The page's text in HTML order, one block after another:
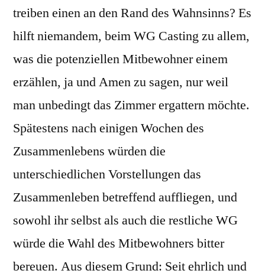
treiben einen an den Rand des Wahnsinns? Es
hilft niemandem, beim WG Casting zu allem,
was die potenziellen Mitbewohner einem
erzählen, ja und Amen zu sagen, nur weil
man unbedingt das Zimmer ergattern möchte.
Spätestens nach einigen Wochen des
Zusammenlebens würden die
unterschiedlichen Vorstellungen das
Zusammenleben betreffend auffliegen, und
sowohl ihr selbst als auch die restliche WG
würde die Wahl des Mitbewohners bitter
bereuen. Aus diesem Grund: Seit ehrlich und